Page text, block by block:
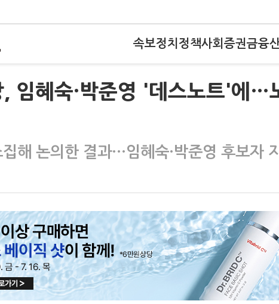
속보정치 정책사회 증권금융
, 임혜숙·박준영 '데스노트'에…
해 논의한 결과…임혜숙·박준영 후보자